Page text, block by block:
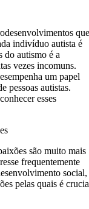
que
indivíduo autista é
do autismo é a
vezes incomuns.
um papel
pessoas autistas.
esses
são muito mais
frequentemente
social,
pelas quais é